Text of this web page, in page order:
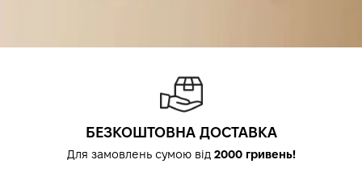
БЕЗКОШТОВНА ДОСТАВКА
Для замовлень сумою від 2000 гривень!